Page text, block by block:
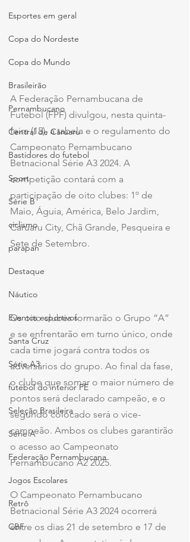
Esportes em geral
Copa do Nordeste
Copa do Mundo
Brasileirão
Pernambucano
Central de Caruaru
Bastidores do futebol
Sport
Série B
ciclismo
parapan
Destaque
Náutico
Eventos esportivos
Santa Cruz
Série A3
futebol do interior PE
Seleção Brasileira
Série A
Federação Pernambucana
Jogos Escolares
Retrô
CBF
A Federação Pernambucana de
Futebol (FPF) divulgou, nesta quinta-
feira (15), a tabela e o regulamento do
Campeonato Pernambucano
Betnacional Série A3 2024. A
competição contará com a
participação de oito clubes: 1º de
Maio, Águia, América, Belo Jardim,
Caruaru City, Chã Grande, Pesqueira e
Sete de Setembro.
Os oito clubes formarão o Grupo “A”
e se enfrentarão em turno único, onde
cada time jogará contra todos os
adversários do grupo. Ao final da fase,
o clube que somar o maior número de
pontos será declarado campeão, e o
segundo colocado será o vice-
campeão. Ambos os clubes garantirão
o acesso ao Campeonato
Pernambucano A2 2025.
O Campeonato Pernambucano
Betnacional Série A3 2024 ocorrerá
entre os dias 21 de setembro e 17 de